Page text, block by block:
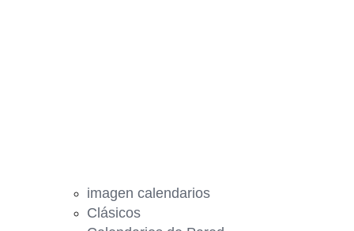
imagen calendarios
Clásicos